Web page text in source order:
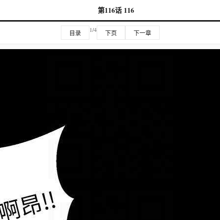
第116话 116
目录 1/4 下页 下一章